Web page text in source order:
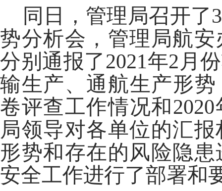
同日，管理局召开了
势分析会，管理局航
分别通报了2021年2月
输生产、通航生产形
卷评查工作情况和
局领导对各单位的汇
形势和存在的风险隐
安全工作进行了部署和